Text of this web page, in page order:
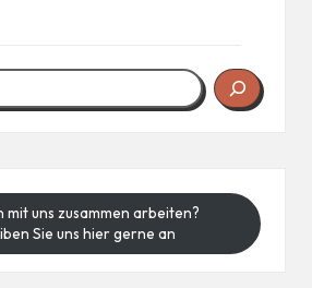
mit uns zusammen arbeiten?
Sie uns hier gerne an